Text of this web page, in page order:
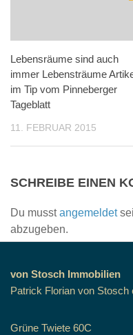
Lebensräume sind auch
immer Lebensträume
im Tip vom Pinneberger
Tageblatt
11. FEBRUAR 2015
SCHREIBE EINEN
Du musstangemeldet
abzugeben.
von Stosch Immobilien
Patrick Florian von Stosch
Grüne Twiete 60C